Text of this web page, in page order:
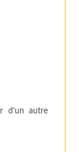
d’un autre